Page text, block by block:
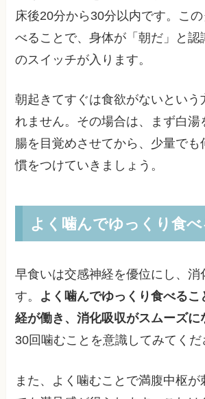
床後20分から30分以内です。こ
べることで、身体が「朝だ」と認
のスイッチが入ります。
朝起きてすぐは食欲がないという
れません。その場合は、まず白湯
腸を目覚めさせてから、少量でも
慣をつけていきましょう。
よく噛んでゆっくり食べ
早食いは交感神経を優位にし、消
す。 よく噛んでゆっくり食べるこ
経が働き、消化吸収がスムーズに
30回噛むことを意識してみてくだ
また、よく噛むことで満腹中枢